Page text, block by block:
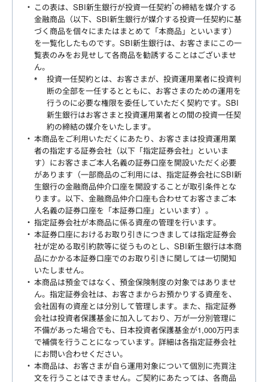
この表は、SBI新生銀行が投資一任契約*の締結を媒介する
金融商品（以下、SBI新生銀行が媒介する投資一任契約に基
づく商品を個々にまたはまとめて「本商品」といいます）
を一覧化したものです。SBI新生銀行は、お客さまにこの一
覧表のみをお見せして各商品を勧誘することはございませ
ん。
投資一任契約とは、お客さまが、投資運用業者に投資判
断の全部を一任するとともに、お客さまのための運用を
行うのに必要な権限を委任していただく契約です。SBI
新生銀行はお客さまと投資運用業者との間の投資一任契
約の締結の媒介をいたします。
本商品をご利用いただくにあたり、お客さまは投資運用業
者の指定する証券会社（以下「指定証券会社」といいま
す）にお客さまご本人名義の証券口座を開設いただく必要
があります（一部商品のご利用には、指定証券会社にSBI新
生銀行の金融商品仲介口座を開設することが取引条件とな
ります。以下、金融商品仲介口座も合わせてお客さまご本
人名義の証券口座を「本証券口座」といいます）。
指定証券会社が本商品に係る資産の管理を行います。
本証券口座におけるお取り引きにつきましては指定証券会
社が定める取引約款等に従うものとし、SBI新生銀行は本商
品にかかる本証券口座でのお取り引きに関しては一切関知
いたしません。
本商品は預金ではなく、預金保険制度の対象ではありませ
ん。指定証券会社は、お客さまからお預かりする資産を、
会社固有の資産とは分別して管理します。また、指定証券
会社は投資者保護基金に加入しており、万が一分別管理に
不備があった場合でも、日本投資者保護基金が1,000万円ま
で補償を行うことになっています。詳細は各指定証券会社
にお問い合わせください。
本商品は、お客さまが自ら運用対象について個別に売買注
文を行うことはできません。ご契約にあたっては、各商品